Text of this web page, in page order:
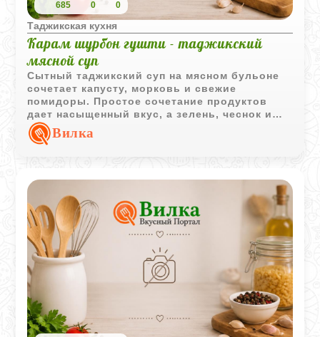
685 0 0
Таджикская кухня
Карам шурбон гушти - таджикский
мясной суп
Сытный таджикский суп на мясном бульоне
сочетает капусту, морковь и свежие
помидоры. Простое сочетание продуктов
дает насыщенный вкус, а зелень, чеснок и
сметана делают подачу особенно аппетитной.
Вилка